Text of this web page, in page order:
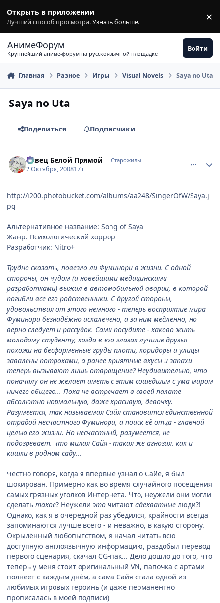
Открыть в приложении
Лучший способ просмотра.Узнать больше. ×
АнимеФорум
Крупнейший аниме-форум на русскоязычной площадке
Войти
Главная Разное Игры Visual Novels Saya no Uta
Saya no Uta
Поделиться Подписчики
Певец Белой Прямой Старожилы
2 Октября, 200817 г
http://i200.photobucket.com/albums/aa248/SingerOfW/Saya.j
pg
Альтернативное название: Song of Saya
Жанр: Психологический хоррор
Разработчик: Nitro+
Трудно сказать, повезло ли Фуминори в жизни. С одной
стороны, он чудом (и новейшими медицинскими
разработками) выжил в автомобильной аварии, в которой
погибли все его родственники. С другой стороны,
удовольствия от этого немного - теперь восприятие мира
Фуминори безнадёжно искалечено, а за ним медленно, но
верно следует и рассудок. Сами посудите - каково жить
молодому студенту, когда в его глазах лучшие друзья
похожи на бесформенные груды плоти, коридоры и улицы
завалены потрохами, а ранее приятные вкусы и запахи
теперь вызывают лишь отвращение? Неудивительно, что
поначалу он не желает иметь с этим сошедшим с ума миром
ничего общего... Пока не встречает в своей палате
абсолютно нормальную, даже красивую, девочку.
Разумеется, так называемая Сайя становится единственной
отрадой несчастного Фуминори, а поиск её отца - главной
целью его жизни. Но несчастный, разумеется, не
подозревает, что милая Сайя - такая же агнозия, как и
кишки в родном саду...
Честно говоря, когда я впервые узнал о Сайе, я был
шокирован. Примерно как во время случайного посещения
самых грязных уголков Интернета. Что, неужели они могли
сделать такое? Неужели это читают адекватные люди?!
Однако, как я в очередной раз убедился, крайности всегда
запоминаются лучше всего - и неважно, в какую сторону.
Окрылённый любопытством, я начал читать всю
доступную англоязычную информацию, раздобыл перевод
первого сценария, скачал CG-пак... Дело дошло до того, что
теперь у меня стоит оригинальный VN, папочка с артами
полнеет с каждым днём, а сама Сайя стала одной из
любимых игровых героинь (и даже перманентно
прописалась в моей подписи).